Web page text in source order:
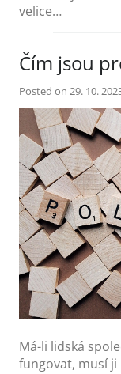
velice…
Čím jsou
Posted on 29. 10.
Má-li lidská
fungovat, musí